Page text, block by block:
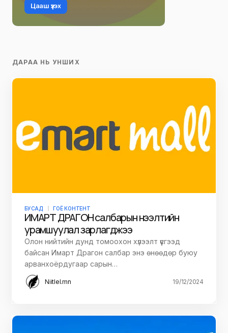
Цааш үзэх
ДАРАА НЬ УНШИХ
БУСАД ГОЁ КОНТЕНТ
ИМАРТ ДРАГОН салбарын нээлтийн
урамшуулал зарлагджээ
Олон нийтийн дунд томоохон хүлээлт үүсгээд
байсан Имарт Драгон салбар энэ өнөөдөр буюу
арванхоёрдугаар сарын…
Niitlel.mn 19/12/2024